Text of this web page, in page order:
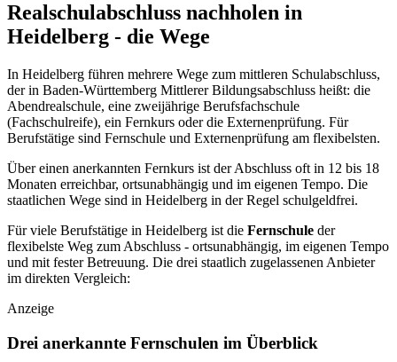
Realschulabschluss nachholen in
Heidelberg - die Wege
In Heidelberg führen mehrere Wege zum mittleren Schulabschluss,
der in Baden-Württemberg Mittlerer Bildungsabschluss heißt: die
Abendrealschule, eine zweijährige Berufsfachschule
(Fachschulreife), ein Fernkurs oder die Externenprüfung. Für
Berufstätige sind Fernschule und Externenprüfung am flexibelsten.
Über einen anerkannten Fernkurs ist der Abschluss oft in 12 bis 18
Monaten erreichbar, ortsunabhängig und im eigenen Tempo. Die
staatlichen Wege sind in Heidelberg in der Regel schulgeldfrei.
Für viele Berufstätige in Heidelberg ist die Fernschule der
flexibelste Weg zum Abschluss - ortsunabhängig, im eigenen Tempo
und mit fester Betreuung. Die drei staatlich zugelassenen Anbieter
im direkten Vergleich:
Anzeige
Drei anerkannte Fernschulen im Überblick